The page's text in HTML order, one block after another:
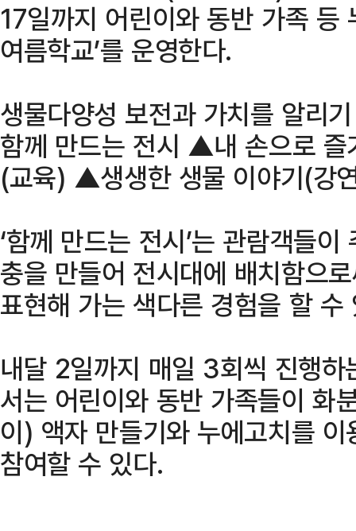
17일까지 어린이와 동반 가족 등
여름학교’를 운영한다.
생물다양성 보전과 가치를 알리
함께 만드는 전시 ▲내 손으로
(교육) ▲생생한 생물 이야기(강
‘함께 만드는 전시’는 관람객들
충을 만들어 전시대에 배치함으
표현해 가는 색다른 경험을 할 수
내달 2일까지 매일 3회씩 진행하
서는 어린이와 동반 가족들이 화
이) 액자 만들기와 누에고치를
참여할 수 있다.